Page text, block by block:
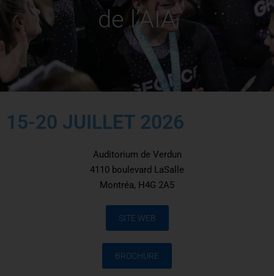
de l’AIA
15-20 JUILLET 2026
Auditorium de Verdun
4110 boulevard LaSalle
Montréa, H4G 2A5
SITE WEB
BROCHURE